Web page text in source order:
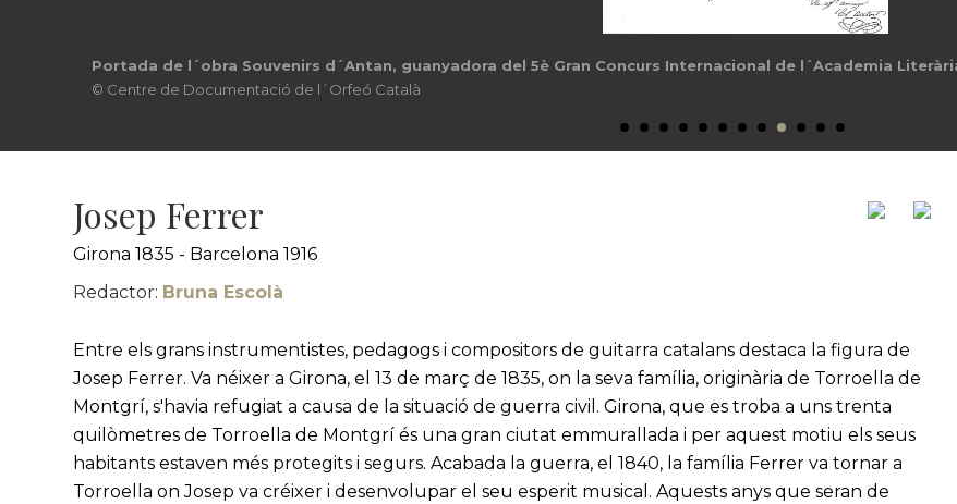
Portada de l´obra Souvenirs d´Antan, guanyadora del 5è Gran Concurs Internacional de l´Academia
© Centre de Documentació de l´Orfeó Català
Josep Ferrer
Girona 1835 - Barcelona 1916
Redactor: Bruna Escolà
Entre els grans instrumentistes, pedagogs i compositors de guitarra catalans destaca la figura de
Josep Ferrer. Va néixer a Girona, el 13 de març de 1835, on la seva família, originària de Torroella de
Montgrí, s'havia refugiat a causa de la situació de guerra civil. Girona, que es troba a uns trenta
quilòmetres de Torroella de Montgrí és una gran ciutat emmurallada i per aquest motiu els seus
habitants estaven més protegits i segurs. Acabada la guerra, el 1840, la família Ferrer va tornar a
Torroella on Josep va créixer i desenvolupar el seu esperit musical. Aquests anys que seran de